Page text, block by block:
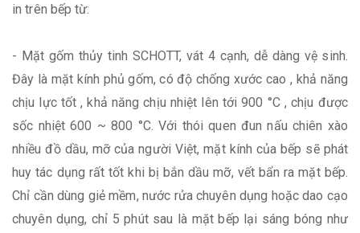
in trên bếp từ:
- Mặt gốm thủy tinh SCHOTT, vát 4 cạnh, dễ dàng vệ sinh.
Đây là mặt kính phủ gốm, có độ chống xước cao , khả năng
chịu lực tốt , khả năng chịu nhiệt lên tới 900 °C , chịu được
sốc nhiệt 600 ~ 800 °C. Với thói quen đun nấu chiên xào
nhiều đồ dầu, mỡ của người Việt, mặt kính của bếp sẽ phát
huy tác dụng rất tốt khi bị bắn dầu mỡ, vết bẩn ra mặt bếp.
Chỉ cần dùng giẻ mềm, nước rửa chuyên dụng hoặc dao cạo
chuyên dụng, chỉ 5 phút sau là mặt bếp lại sáng bóng như